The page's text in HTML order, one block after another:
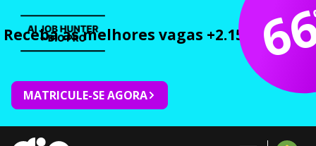
Receba as melhores vagas +2.150 cursos
MATRICULE-SE AGORA